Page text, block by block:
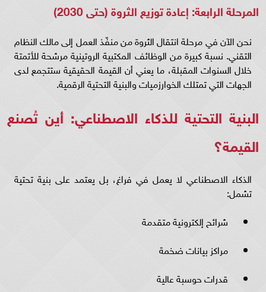
المرحلة الرابعة: إعادة توزيع الثروة (حتى 2030)
نحن الآن في مرحلة انتقال الثروة من منفّذ العمل إلى مالك النظام
التقني. نسبة كبيرة من الوظائف المكتبية الروتينية مرشحة للأتمتة
خلال السنوات المقبلة، ما يعني أن القيمة الحقيقية ستتجمع لدى
الجهات التي تمتلك الخوارزميات والبنية التحتية الرقمية.
البنية التحتية للذكاء الاصطناعي: أين تُصنع
القيمة؟
الذكاء الاصطناعي لا يعمل في فراغ، بل يعتمد على بنية تحتية
تشمل:
شرائح إلكترونية متقدمة
مراكز بيانات ضخمة
قدرات حوسبة عالية